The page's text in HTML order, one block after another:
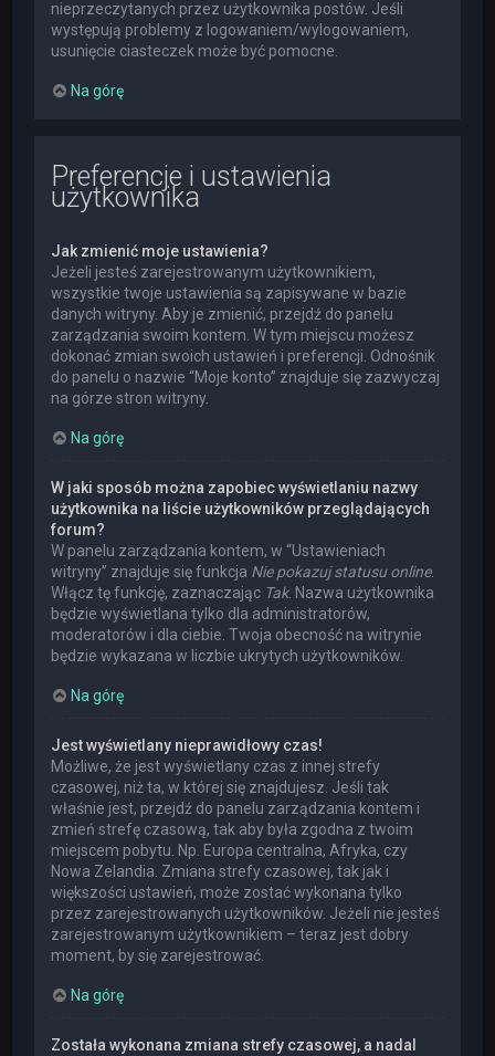
nieprzeczytanych przez użytkownika postów. Jeśli
występują problemy z logowaniem/wylogowaniem,
usunięcie ciasteczek może być pomocne.
Na górę
Preferencje i ustawienia
użytkownika
Jak zmienić moje ustawienia?
Jeżeli jesteś zarejestrowanym użytkownikiem,
wszystkie twoje ustawienia są zapisywane w bazie
danych witryny. Aby je zmienić, przejdź do panelu
zarządzania swoim kontem. W tym miejscu możesz
dokonać zmian swoich ustawień i preferencji. Odnośnik
do panelu o nazwie “Moje konto” znajduje się zazwyczaj
na górze stron witryny.
Na górę
W jaki sposób można zapobiec wyświetlaniu nazwy
użytkownika na liście użytkowników przeglądających
forum?
W panelu zarządzania kontem, w “Ustawieniach
witryny” znajduje się funkcja Nie pokazuj statusu online.
Włącz tę funkcję, zaznaczając Tak. Nazwa użytkownika
będzie wyświetlana tylko dla administratorów,
moderatorów i dla ciebie. Twoja obecność na witrynie
będzie wykazana w liczbie ukrytych użytkowników.
Na górę
Jest wyświetlany nieprawidłowy czas!
Możliwe, że jest wyświetlany czas z innej strefy
czasowej, niż ta, w której się znajdujesz. Jeśli tak
właśnie jest, przejdź do panelu zarządzania kontem i
zmień strefę czasową, tak aby była zgodna z twoim
miejscem pobytu. Np. Europa centralna, Afryka, czy
Nowa Zelandia. Zmiana strefy czasowej, tak jak i
większości ustawień, może zostać wykonana tylko
przez zarejestrowanych użytkowników. Jeżeli nie jesteś
zarejestrowanym użytkownikiem – teraz jest dobry
moment, by się zarejestrować.
Na górę
Została wykonana zmiana strefy czasowej, a nadal